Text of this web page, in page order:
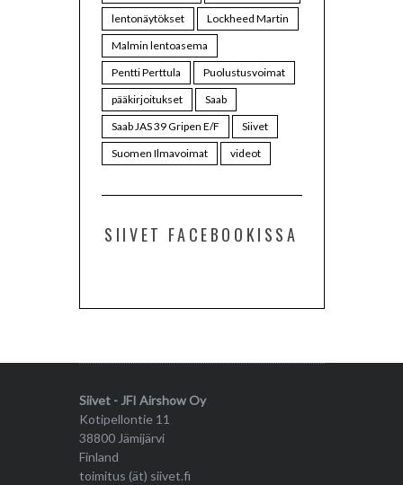
lentonäytökset
Lockheed Martin
Malmin lentoasema
Pentti Perttula
Puolustusvoimat
pääkirjoitukset
Saab
Saab JAS 39 Gripen E/F
Siivet
Suomen Ilmavoimat
videot
SIIVET FACEBOOKISSA
Siivet - JFI Airshow Oy
Kotipellontie 11
38800 Jämijärvi
Finland
toimitus (ät) siivet.fi